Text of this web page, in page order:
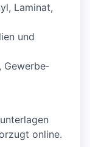
Laminat,
und
online.